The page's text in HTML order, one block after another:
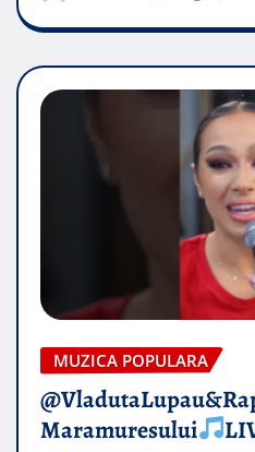
MUZICA POPULARA
Maramuresului